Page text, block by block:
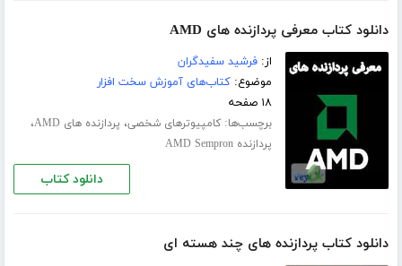
دانلود کتاب معرفی پردازنده های AMD
از:فرشید سفیدگران
موضوع:کتاب‌های آموزش سخت افزار
۱۸ صفحه
برچسب‌ها:کامپیوترهای شخصی، پردازنده های AMD ،
پردازنده AMD Sempron
دانلود کتاب
دانلود کتاب پردازنده های چند هسته ای